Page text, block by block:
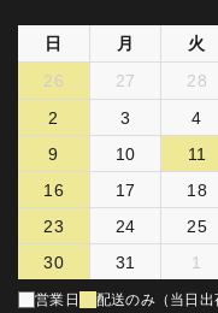
日 月 火
26
27 28
2
3 4
9
10 11
16
17 18
23
24 25
30
31 1
営業日 配送のみ（当日出